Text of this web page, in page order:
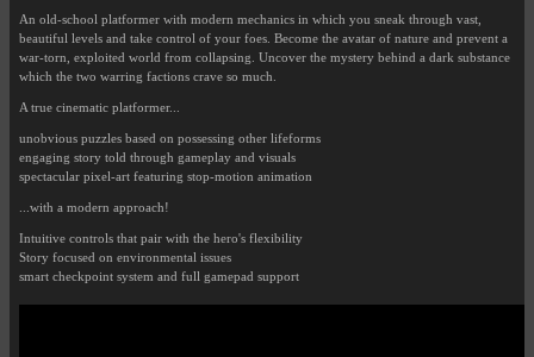
An old-school platformer with modern mechanics in which you sneak through vast,
beautiful levels and take control of your foes. Become the avatar of nature and prevent a
war-torn, exploited world from collapsing. Uncover the mystery behind a dark substance
which the two warring factions crave so much.
A true cinematic platformer...
unobvious puzzles based on possessing other lifeforms
engaging story told through gameplay and visuals
spectacular pixel-art featuring stop-motion animation
...with a modern approach!
Intuitive controls that pair with the hero's flexibility
Story focused on environmental issues
smart checkpoint system and full gamepad support